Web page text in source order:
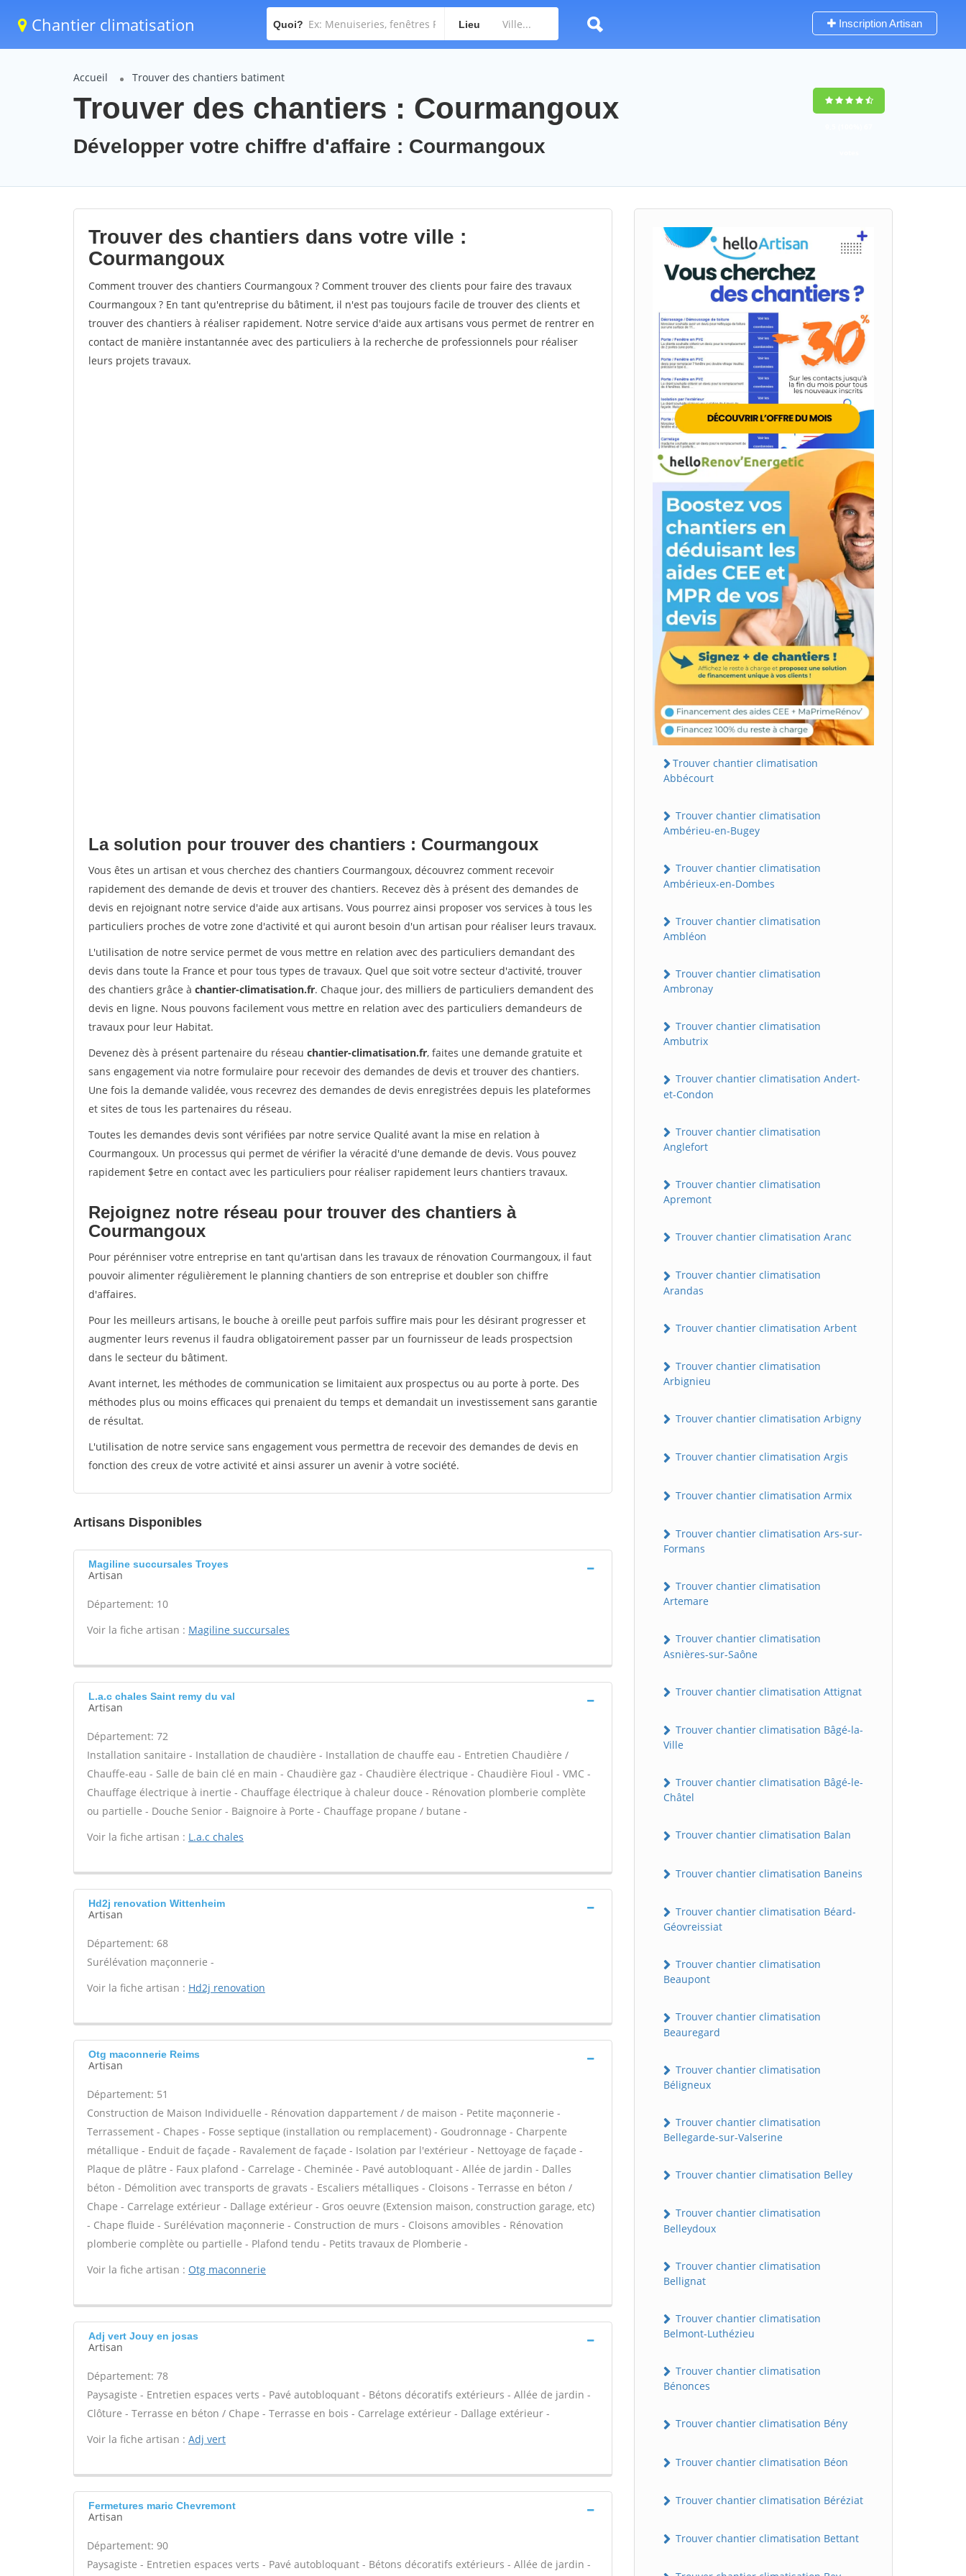
Chantier climatisation Quoi? Lieu Inscription Artisan
Accueil Trouver des chantiers batiment
Trouver des chantiers : Courmangoux
Développer votre chiffre d'affaire : Courmangoux
Trouver des chantiers dans votre ville :
Courmangoux
Comment trouver des chantiers Courmangoux ? Comment trouver des clients pour faire des travaux
Courmangoux ? En tant qu'entreprise du bâtiment, il n'est pas toujours facile de trouver des clients et
trouver des chantiers à réaliser rapidement. Notre service d'aide aux artisans vous permet de rentrer en
contact de manière instantannée avec des particuliers à la recherche de professionnels pour réaliser
leurs projets travaux.
La solution pour trouver des chantiers : Courmangoux
Vous êtes un artisan et vous cherchez des chantiers Courmangoux, découvrez comment recevoir
rapidement des demande de devis et trouver des chantiers. Recevez dès à présent des demandes de
devis en rejoignant notre service d'aide aux artisans. Vous pourrez ainsi proposer vos services à tous les
particuliers proches de votre zone d'activité et qui auront besoin d'un artisan pour réaliser leurs travaux.
L'utilisation de notre service permet de vous mettre en relation avec des particuliers demandant des
devis dans toute la France et pour tous types de travaux. Quel que soit votre secteur d'activité, trouver
des chantiers grâce à chantier-climatisation.fr. Chaque jour, des milliers de particuliers demandent des
devis en ligne. Nous pouvons facilement vous mettre en relation avec des particuliers demandeurs de
travaux pour leur Habitat.
Devenez dès à présent partenaire du réseau chantier-climatisation.fr, faites une demande gratuite et
sans engagement via notre formulaire pour recevoir des demandes de devis et trouver des chantiers.
Une fois la demande validée, vous recevrez des demandes de devis enregistrées depuis les plateformes
et sites de tous les partenaires du réseau.
Toutes les demandes devis sont vérifiées par notre service Qualité avant la mise en relation à
Courmangoux. Un processus qui permet de vérifier la véracité d'une demande de devis. Vous pouvez
rapidement $etre en contact avec les particuliers pour réaliser rapidement leurs chantiers travaux.
Rejoignez notre réseau pour trouver des chantiers à
Courmangoux
Pour pérénniser votre entreprise en tant qu'artisan dans les travaux de rénovation Courmangoux, il faut
pouvoir alimenter régulièrement le planning chantiers de son entreprise et doubler son chiffre
d'affaires.
Pour les meilleurs artisans, le bouche à oreille peut parfois suffire mais pour les désirant progresser et
augmenter leurs revenus il faudra obligatoirement passer par un fournisseur de leads prospectsion
dans le secteur du bâtiment.
Avant internet, les méthodes de communication se limitaient aux prospectus ou au porte à porte. Des
méthodes plus ou moins efficaces qui prenaient du temps et demandait un investissement sans garantie
de résultat.
L'utilisation de notre service sans engagement vous permettra de recevoir des demandes de devis en
fonction des creux de votre activité et ainsi assurer un avenir à votre société.
Artisans Disponibles
Magiline succursales Troyes
Artisan
Département: 10
Voir la fiche artisan : Magiline succursales
L.a.c chales Saint remy du val
Artisan
Département: 72
Installation sanitaire - Installation de chaudière - Installation de chauffe eau - Entretien Chaudière /
Chauffe-eau - Salle de bain clé en main - Chaudière gaz - Chaudière électrique - Chaudière Fioul - VMC -
Chauffage électrique à inertie - Chauffage électrique à chaleur douce - Rénovation plomberie complète
ou partielle - Douche Senior - Baignoire à Porte - Chauffage propane / butane -
Voir la fiche artisan : L.a.c chales
Hd2j renovation Wittenheim
Artisan
Département: 68
Surélévation maçonnerie -
Voir la fiche artisan : Hd2j renovation
Otg maconnerie Reims
Artisan
Département: 51
Construction de Maison Individuelle - Rénovation dappartement / de maison - Petite maçonnerie -
Terrassement - Chapes - Fosse septique (installation ou remplacement) - Goudronnage - Charpente
métallique - Enduit de façade - Ravalement de façade - Isolation par l'extérieur - Nettoyage de façade -
Plaque de plâtre - Faux plafond - Carrelage - Cheminée - Pavé autobloquant - Allée de jardin - Dalles
béton - Démolition avec transports de gravats - Escaliers métalliques - Cloisons - Terrasse en béton /
Chape - Carrelage extérieur - Dallage extérieur - Gros oeuvre (Extension maison, construction garage, etc)
- Chape fluide - Surélévation maçonnerie - Construction de murs - Cloisons amovibles - Rénovation
plomberie complète ou partielle - Plafond tendu - Petits travaux de Plomberie -
Voir la fiche artisan : Otg maconnerie
Adj vert Jouy en josas
Artisan
Département: 78
Paysagiste - Entretien espaces verts - Pavé autobloquant - Bétons décoratifs extérieurs - Allée de jardin -
Clôture - Terrasse en béton / Chape - Terrasse en bois - Carrelage extérieur - Dallage extérieur -
Voir la fiche artisan : Adj vert
Fermetures maric Chevremont
Artisan
Département: 90
Paysagiste - Entretien espaces verts - Pavé autobloquant - Bétons décoratifs extérieurs - Allée de jardin -
Trouver chantier climatisation
Abbécourt
Trouver chantier climatisation
Ambérieu-en-Bugey
Trouver chantier climatisation
Ambérieux-en-Dombes
Trouver chantier climatisation
Ambléon
Trouver chantier climatisation
Ambronay
Trouver chantier climatisation
Ambutrix
Trouver chantier climatisation Andert-
et-Condon
Trouver chantier climatisation
Anglefort
Trouver chantier climatisation
Apremont
Trouver chantier climatisation Aranc
Trouver chantier climatisation
Arandas
Trouver chantier climatisation Arbent
Trouver chantier climatisation
Arbignieu
Trouver chantier climatisation Arbigny
Trouver chantier climatisation Argis
Trouver chantier climatisation Armix
Trouver chantier climatisation Ars-sur-
Formans
Trouver chantier climatisation
Artemare
Trouver chantier climatisation
Asnières-sur-Saône
Trouver chantier climatisation Attignat
Trouver chantier climatisation Bâgé-la-
Ville
Trouver chantier climatisation Bâgé-le-
Châtel
Trouver chantier climatisation Balan
Trouver chantier climatisation Baneins
Trouver chantier climatisation Béard-
Géovreissiat
Trouver chantier climatisation
Beaupont
Trouver chantier climatisation
Beauregard
Trouver chantier climatisation
Béligneux
Trouver chantier climatisation
Bellegarde-sur-Valserine
Trouver chantier climatisation Belley
Trouver chantier climatisation
Belleydoux
Trouver chantier climatisation
Bellignat
Trouver chantier climatisation
Belmont-Luthézieu
Trouver chantier climatisation
Bénonces
Trouver chantier climatisation Bény
Trouver chantier climatisation Béon
Trouver chantier climatisation Béréziat
Trouver chantier climatisation Bettant